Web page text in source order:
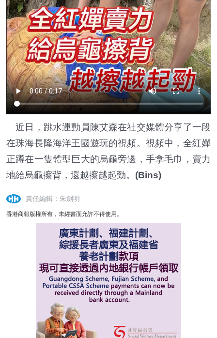
近日，跳水運動員陳艾森在社交媒體分享了一段
在珠海長隆海洋王國遊玩的視頻。視頻中，全紅嬋
正蹲在一隻體型巨大的烏龜旁邊，手拿毛巾，賣力
地給烏龜擦背，還越擦越起勁。 (Bins)
責任編輯：朱劍明
香港商報版權所有，未經書面允許不得使用。